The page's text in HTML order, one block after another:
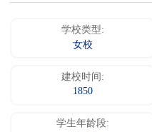
学校类型:
女校
建校时间:
1850
学生年龄段: